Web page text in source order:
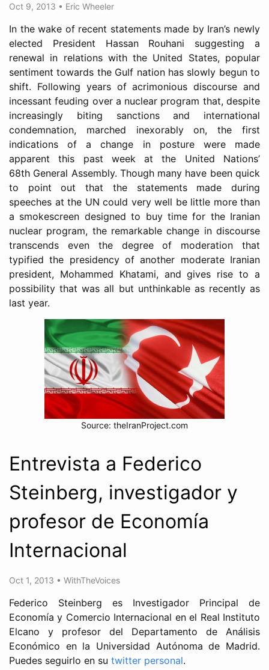
Oct 9, 2013 • Eric Wheeler
In the wake of recent statements made by Iran’s newly
elected President Hassan Rouhani suggesting a
renewal in relations with the United States, popular
sentiment towards the Gulf nation has slowly begun to
shift. Following years of acrimonious discourse and
incessant feuding over a nuclear program that, despite
increasingly biting sanctions and international
condemnation, marched inexorably on, the first
indications of a change in posture were made
apparent this past week at the United Nations’
68th General Assembly. Though many have been quick
to point out that the statements made during
speeches at the UN could very well be little more than
a smokescreen designed to buy time for the Iranian
nuclear program, the remarkable change in discourse
transcends even the degree of moderation that
typified the presidency of another moderate Iranian
president, Mohammed Khatami, and gives rise to a
possibility that was all but unthinkable as recently as
last year.
Source: theIranProject.com
Entrevista a Federico
Steinberg, investigador y
profesor de Economía
Internacional
Oct 1, 2013 • WithTheVoices
Federico Steinberg es Investigador Principal de
Economía y Comercio Internacional en el Real Instituto
Elcano y profesor del Departamento de Análisis
Económico en la Universidad Autónoma de Madrid.
Puedes seguirlo en su twitter personal.